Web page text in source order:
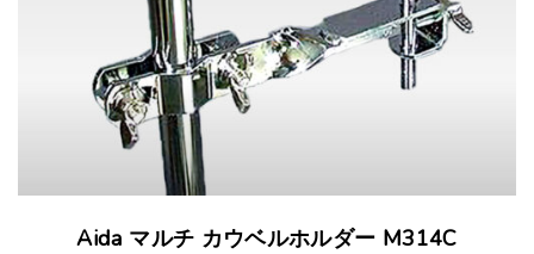
Aida マルチ カウベルホルダー M314C